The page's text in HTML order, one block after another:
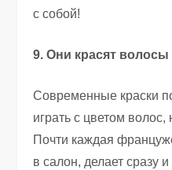
с собой!
9. Они красят волосы
Современные краски
играть с цветом волос,
Почти каждая
в салон, делает сразу и